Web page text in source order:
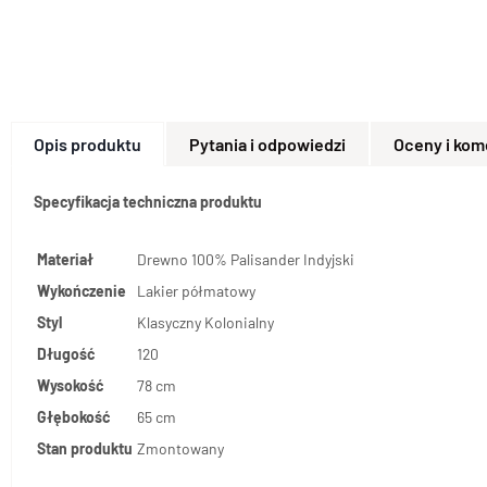
Opis produktu Pytania i odpowiedzi Oceny i
Specyfikacja techniczna produktu
Materiał
Drewno 100% Palisander Indyjski
Wykończenie
Lakier półmatowy
Styl
Klasyczny Kolonialny
Długość
120
Wysokość
78 cm
Głębokość
65 cm
Stan produktu Zmontowany